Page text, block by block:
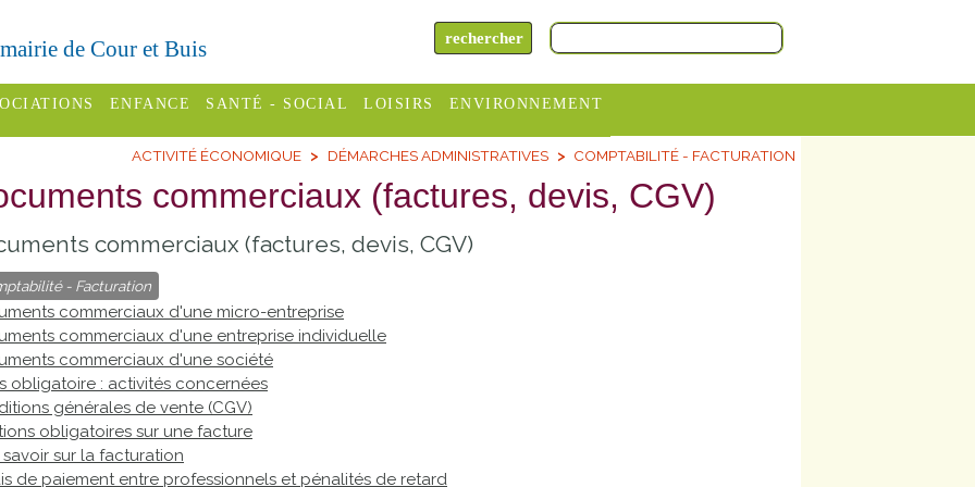
de Cour et Buis
Varèze
des
ENFANCE
Assistantes
maternelles
Relais
assistante
maternelle
Pôle petite
enfance
Etablissements
SANTÉ - SOCIAL
Centres
sociaux
ADMR
Conseil
Départemental
Le SSIAD
LOISIRS
Campings
Offices
Cinémas
d'activité
ENVIRONNEMENT
Horaires
Déchèteries
Redevance
ACTIVITÉ ÉCONOMIQUE DÉMARCHES ADMINISTRATIVES COMPTABILITÉ - FACTURATION
commerciaux (factures, devis, CGV)
commerciaux (factures, devis, CGV)
- Facturation
commerciaux d'une micro-entreprise
commerciaux d'une entreprise individuelle
commerciaux d'une société
obligatoire : activités concernées
générales de vente (CGV)
obligatoires sur une facture
savoir sur la facturation
de paiement entre professionnels et pénalités de retard